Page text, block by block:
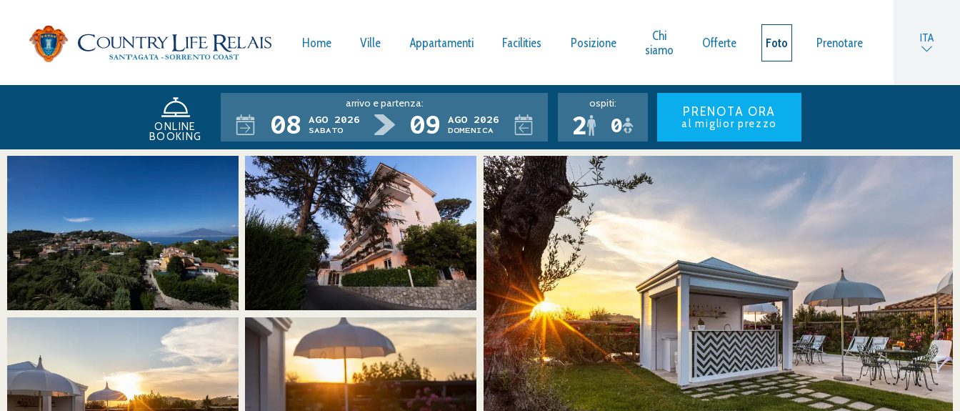
Home Ville Appartamenti Facilities Posizione
Chi
siamo
Offerte Foto Prenotare ITA
ONLINE
BOOKING
arrivo e partenza:
08
AGO 2026
sabato
09
AGO 2026
domenica
ospiti:
2 0
PRENOTA ORA
al miglior prezzo